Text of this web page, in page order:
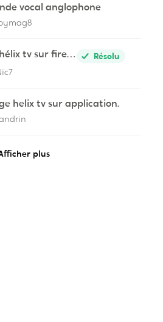
vocal anglophone
tv sur fire
Résolu
helix tv sur application.
plus